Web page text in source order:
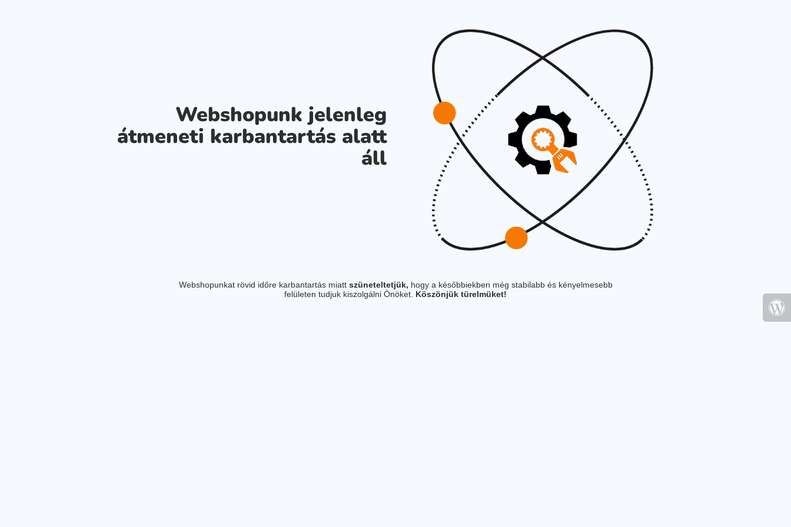
Webshopunk jelenleg
átmeneti karbantartás alatt
áll
Webshopunkat rövid időre karbantartás miatt szüneteltetjük, hogy a későbbiekben még stabilabb és kényelmesebb
felületen tudjuk kiszolgálni Önöket. Köszönjük türelmüket!